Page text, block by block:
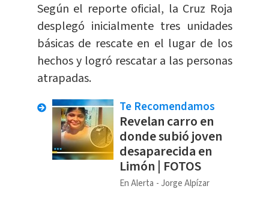
Según el reporte oficial, la Cruz Roja
desplegó inicialmente tres unidades
básicas de rescate en el lugar de los
hechos y logró rescatar a las personas
atrapadas.
Te Recomendamos
Revelan carro en
donde subió joven
desaparecida en
Limón | FOTOS
En Alerta Jorge Alpízar